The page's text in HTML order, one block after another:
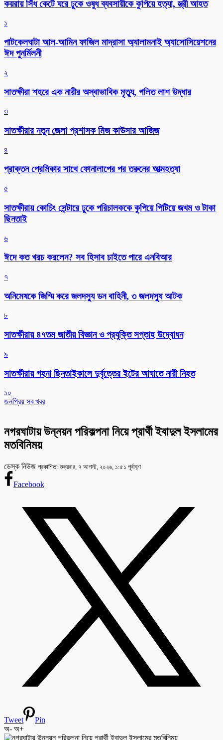
কয়রায় সিঁধ কেটে ঘরে ঢুকে ওষুধ ব্যবসায়ীকে কুপিয়ে হত্যা, স্ত্রী আহত
১
পাটকেলঘাটা আল-আমিন ফাজিল মাদ্রাসা অ্যালামনাই অ্যাসোসিয়েশনের
ঈদ পুনর্মিলনী
২
সাতক্ষীরা শহরে এক নারীর অস্বাভাবিক মৃত্যু, গলিত লাশ উদ্ধার
৩
সাতক্ষীরার নতুন জেলা প্রশাসক মিজ কাউসার আজিজ
৪
প্রাক্তন প্রেমিকার সাথে ফোনালাপের পর তরুনের আত্মহত্যা
৫
সাতক্ষীরায় কোচিং সেন্টারে ঢুকে পরিচালককে কুপিয়ে পিটিয়ে জখম ও টাকা
ছিনতাই
৬
ঈদে কত খরচ করলেন? সব হিসাব চাইতে পারে এনবিআর
৭
অনিমেষকে জিম্মি করে জলদস্যু ডন বাহিনী, ৩ জলদস্যু আটক
৮
সাতক্ষীরায় ৪৭তম জাতীয় বিজ্ঞান ও প্রযুক্তি সপ্তাহ উদ্বোধন
৯
সাতক্ষীরায় গহনা ছিনতাইকালে দুর্বৃত্তের ইটের আঘাতে নারী নিহত
১০
জনপ্রিয় সব খবর
নগরঘাটায় উন্নয়ন পরিকল্পনা নিয়ে প্রার্থী ইবাদুল ইসলামের
মতবিনিময়
ডেস্ক নিউজ প্রকাশিত: শুক্রবার, ৭ আগস্ট, ২০২৬, ১:৫১ পূর্বাহ্ণ
Facebook
Tweet
Pin
অ- অ+